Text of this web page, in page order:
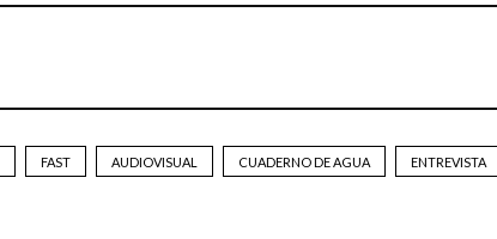
FAST AUDIOVISUAL CUADERNO DE AGUA ENTREVISTA